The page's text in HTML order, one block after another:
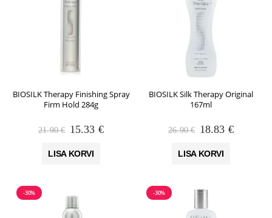
BIOSILK Therapy Finishing Spray
Firm Hold 284g
21.90€ Algne
oli:
15.33 €Praegune
LISA KORVI
BIOSILK Silk Therapy Original
167ml
26.90€ Algne
oli:
18.83 €
LISA KORVI
-30% -30%